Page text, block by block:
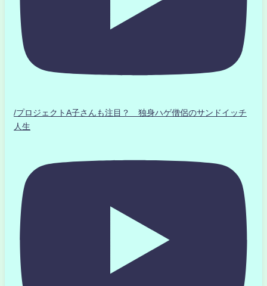
/プロジェクトA子さんも注目？ 独身ハゲ僧侶のサンドイッチ
人生